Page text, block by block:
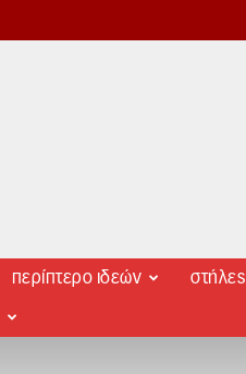
περίπτερο ιδεών στήλες